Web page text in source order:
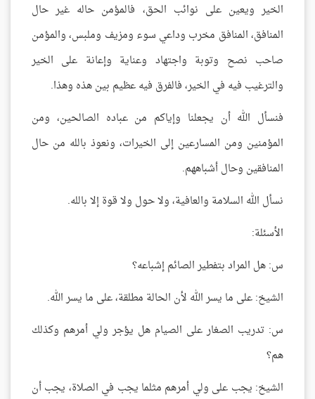
الخير ويعين على نوائب الحق، فالمؤمن حاله غير حال
المنافق، المنافق مخرب وداعي سوء ومزيف وملبس، والمؤمن
صاحب نصح وتوبة واجتهاد وعناية وإعانة على الخير
والترغيب فيه في الخير، فالفرق فيه عظيم بين هذه وهذا.
فنسأل الله أن يجعلنا وإياكم من عباده الصالحين، ومن
المؤمنين ومن المسارعين إلى الخيرات، ونعوذ بالله من حال
المنافقين وحال أشباههم.
نسأل الله السلامة والعافية، ولا حول ولا قوة إلا بالله.
الأسئلة:
س: هل المراد بتفطير الصائم إشباعه؟
الشيخ: على ما يسر الله لأن الحالة مطلقة، على ما يسر الله.
س: تدريب الصغار على الصيام هل يؤجر ولي أمرهم وكذلك
هم؟
الشيخ: يجب على ولي أمرهم مثلما يجب في الصلاة، يجب أن